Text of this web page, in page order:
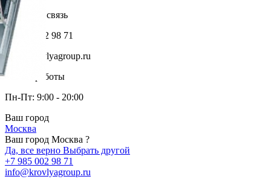
Обратная связь
+7 985 002 98 71
info@krovlyagroup.ru
Режим работы
Пн-Пт: 9:00 - 20:00
Ваш город
Москва
Ваш город Москва ?
Да, все верно Выбрать другой
+7 985 002 98 71
info@krovlyagroup.ru